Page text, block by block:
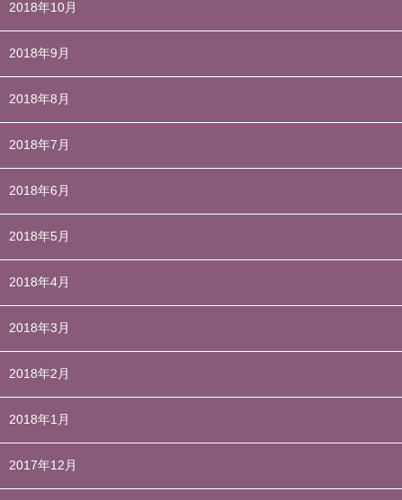
2018年10月
2018年9月
2018年8月
2018年7月
2018年6月
2018年5月
2018年4月
2018年3月
2018年2月
2018年1月
2017年12月